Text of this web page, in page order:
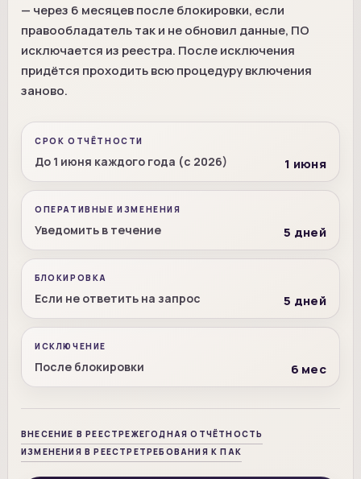
— через 6 месяцев после блокировки, если
правообладатель так и не обновил данные, ПО
исключается из реестра. После исключения
придётся проходить всю процедуру включения
заново.
СРОК ОТЧЁТНОСТИ
До 1 июня каждого года (с 2026) 1 июня
ОПЕРАТИВНЫЕ ИЗМЕНЕНИЯ
Уведомить в течение 5 дней
БЛОКИРОВКА
Если не ответить на запрос 5 дней
ИСКЛЮЧЕНИЕ
После блокировки 6 мес
ВНЕСЕНИЕ В РЕЕСТРЕЖЕГОДНАЯ ОТЧЁТНОСТЬ
ИЗМЕНЕНИЯ В РЕЕСТРЕТРЕБОВАНИЯ К ПАК